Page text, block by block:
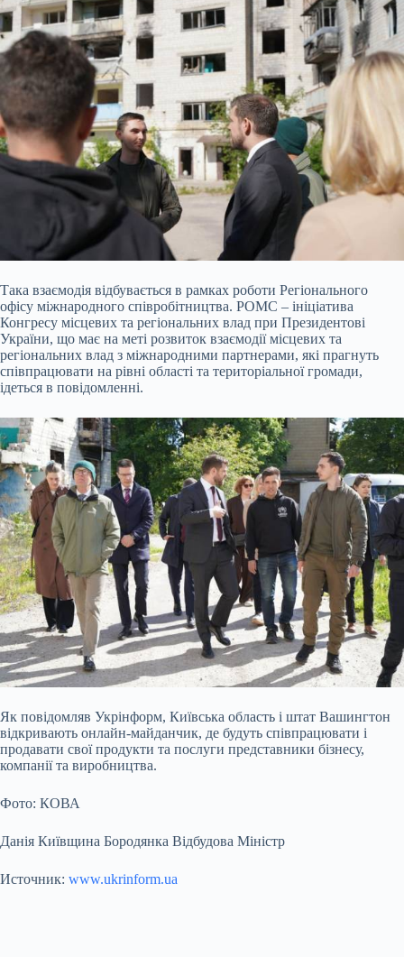
Така взаємодія відбувається в рамках роботи Регіонального
офісу міжнародного співробітництва. РОМС – ініціатива
Конгресу місцевих та регіональних влад при Президентові
України, що має на меті розвиток взаємодії місцевих та
регіональних влад з міжнародними партнерами, які прагнуть
співпрацювати на рівні області та територіальної громади,
ідеться в повідомленні.
Як повідомляв Укрінформ, Київська область і штат Вашингтон
відкривають онлайн-майданчик, де будуть співпрацювати і
продавати свої продукти та послуги представники бізнесу,
компанії та виробництва.
Фото: КОВА
Данія Київщина Бородянка Відбудова Міністр
Источник: www.ukrinform.ua